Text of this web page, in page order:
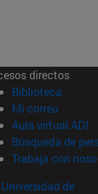
directos
Biblioteca (abre
Mi correo(abre
Aula virtual ADI
Búsqueda de
Trabaja con
de